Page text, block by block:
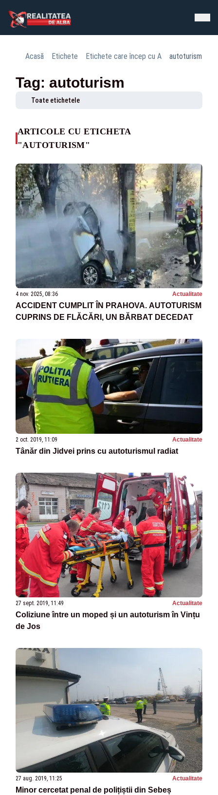
Acasă Etichete Etichete care încep cu A autoturism
Tag: autoturism
Toate etichetele
ARTICOLE CU ETICHETA
"AUTOTURISM"
4 nov. 2025, 08:36 Actualitate
ACCIDENT CUMPLIT ÎN PRAHOVA. AUTOTURISM
CUPRINS DE FLĂCĂRI, UN BĂRBAT DECEDAT
2 oct. 2019, 11:09 Actualitate
Tânăr din Jidvei prins cu autoturismul radiat
27 sept. 2019, 11:49 Actualitate
Coliziune între un moped și un autoturism în Vințu
de Jos
27 aug. 2019, 11:25 Actualitate
Minor cercetat penal de polițiștii din Sebeș